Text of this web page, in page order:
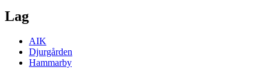
Lag
AIK
Djurgården
Hammarby